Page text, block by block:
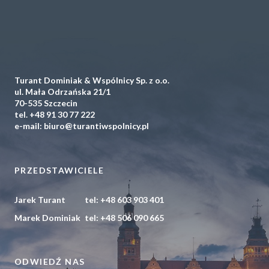
Turant Dominiak & Wspólnicy Sp. z o.o.
ul. Mała Odrzańska 21/1
70-535 Szczecin
tel. +48 91 30 77 222
e-mail: biuro@turantiwspolnicy.pl
PRZEDSTAWICIELE
Jarek Turant tel: +48 603 903 401
Marek Dominiak tel: +48 506 090 665
ODWIEDŹ NAS